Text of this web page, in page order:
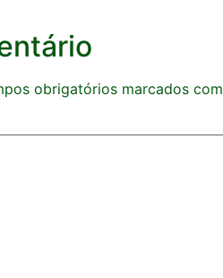
obrigatórios marcados com